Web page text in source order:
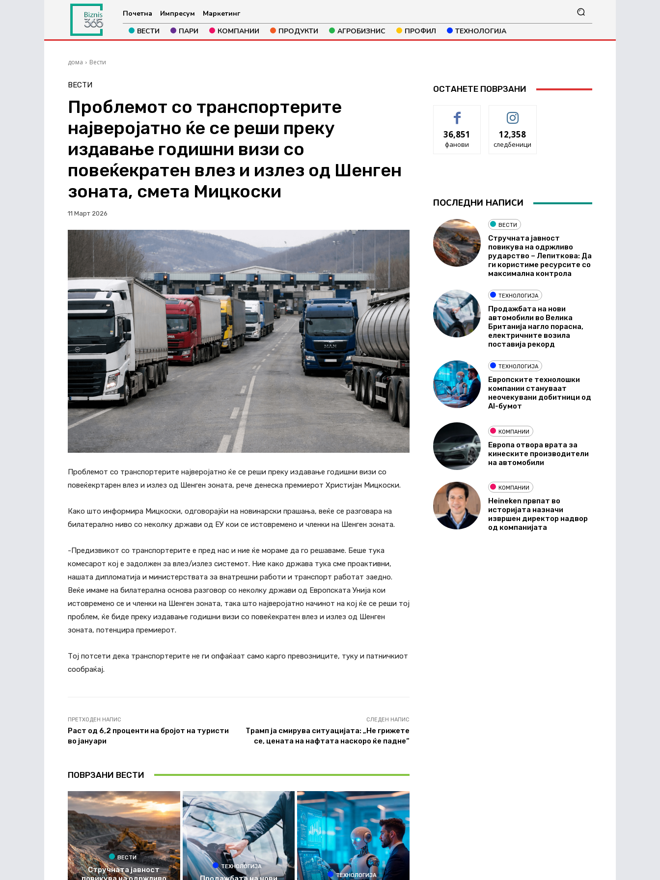
Почетна Импресум
Маркетинг
ВЕСТИ
ПАРИ КОМПАНИИ ПРОДУКТИ АГРОБИЗНИС ПРОФИЛ ТЕХНОЛОГИЈА
дома Вести
ВЕСТИ
Проблемот со транспортерите
најверојатно ќе се реши преку
издавање годишни визи со
повеќекратен влез и излез од Шенген
зоната, смета Мицкоски
11 Март 2026
Проблемот со транспортерите најверојатно ќе се реши преку издавање годишни визи со
повеќекртарен влез и излез од Шенген зоната, рече денеска премиерот Христијан Мицкоски.
Како што информира Мицкоски, одговорајќи на новинарски прашања, веќе се разговара на
билатерално ниво со неколку држави од ЕУ кои се истовремено и членки на Шенген зоната.
-Предизвикот со транспортерите е пред нас и ние ќе мораме да го решаваме. Беше тука
комесарот кој е задолжен за влез/излез системот. Ние како држава тука сме проактивни,
нашата дипломатија и министерствата за внатрешни работи и транспорт работат заедно.
Веќе имаме на билатерална основа разговор со неколку држави од Европската Унија кои
истовремено се и членки на Шенген зоната, така што најверојатно начинот на кој ќе се реши тој
проблем, ќе биде преку издавање годишни визи со повеќекратен влез и излез од Шенген
зоната, потенцира премиерот.
Тој потсети дека транспортерите не ги опфаќаат само карго превозниците, туку и патничкиот
сообраќај.
ПРЕТХОДЕН НАПИС
Раст од 6,2 проценти на бројот на туристи
во јануари
СЛЕДЕН НАПИС
Трамп ја смирува ситуацијата: „Не грижете
се, цената на нафтата наскоро ќе падне“
ПОВРЗАНИ ВЕСТИ
ВЕСТИ
Стручната јавност
ТЕХНОЛОГИЈА
ТЕХНОЛОГИЈА
ОСТАНЕТЕ ПОВРЗАНИ
36,851
фанови
12,358
следбеници
ПОСЛЕДНИ НАПИСИ
ВЕСТИ
Стручната јавност
повикува на одржливо
рударство – Лепиткова: Да
ги користиме ресурсите со
максимална контрола
ТЕХНОЛОГИЈА
Продажбата на нови
автомобили во Велика
Британија нагло порасна,
електричните возила
поставија рекорд
ТЕХНОЛОГИЈА
Европските технолошки
компании стануваат
неочекувани добитници од
AI-бумот
КОМПАНИИ
Европа отвора врата за
кинеските производители
на автомобили
КОМПАНИИ
Heineken првпат во
историјата назначи
извршен директор надвор
од компанијата